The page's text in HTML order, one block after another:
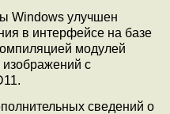
Windows улучшен
в интерфейсе на базе
модулей
изображений с
сведений о